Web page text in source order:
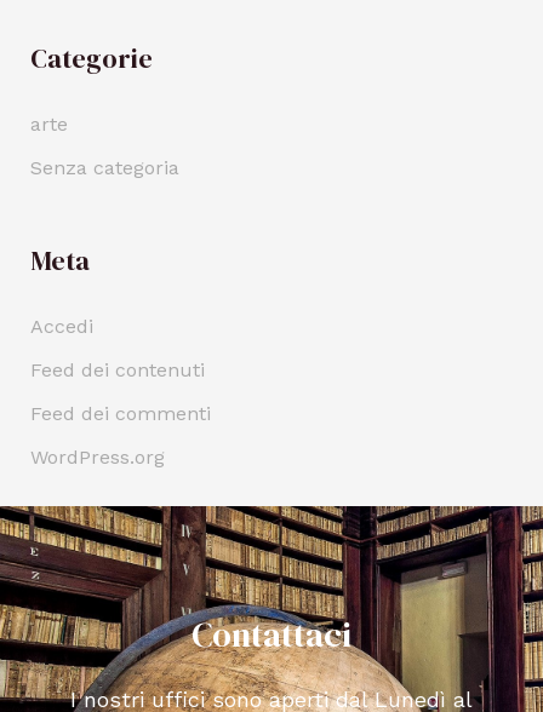
Categorie
arte
Senza categoria
Meta
Accedi
Feed dei contenuti
Feed dei commenti
WordPress.org
Contattaci
I nostri uffici sono aperti dal Lunedì al